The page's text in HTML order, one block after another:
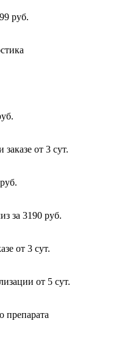
99 руб.
от 3 сут.
за 3190 руб.
от 3 сут.
от 5 сут.
препарата